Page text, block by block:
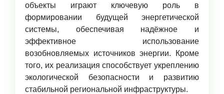
объекты играют ключевую роль в
формировании будущей энергетической
системы, обеспечивая надёжное и
эффективное использование
возобновляемых источников энергии. Кроме
того, их реализация способствует укреплению
экологической безопасности и развитию
стабильной региональной инфраструктуры.